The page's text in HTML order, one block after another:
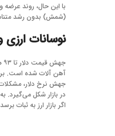
با این حال، روند
(شمش) بدون رشد
نوسانات ارزی
جهش نرخ دلار،
اگر بازار ارز به ثبات